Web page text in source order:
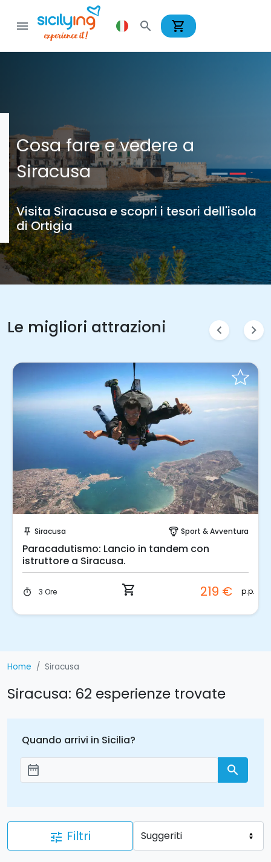
menu search shopping_cart
Cosa fare e vedere a
Siracusa
Visita Siracusa e scopri i tesori dell'isola
di Ortigia
Le migliori attrazioni chevron_left chevron_right
Sport & Avventura
Lancio in tandem con
shopping_cart 219 €
push_pin Siracusa
Siracusa:
timer 2 Ore
Home Siracusa
Siracusa: 62 esperienze trovate
Quando arrivi in Sicilia?
Aggiungi le date
date_range search
tune Filtri